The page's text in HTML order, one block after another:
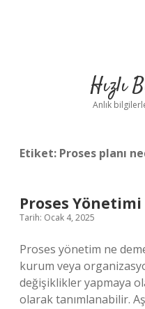
Hızlı
Anlık
Etiket: Proses planı
Proses
Tarih: Ocak 4, 2025
Proses yönetim ne
kurum veya
değişiklikler yapmaya
olarak tanımlanabilir.